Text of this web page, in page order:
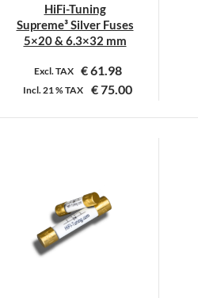
HiFi-Tuning
Supreme³ Silver Fuses
5×20 & 6.3×32 mm
Excl. TAX €61.98
Incl.21 %TAX €75.00
Dit
variaties.
Deze
optie